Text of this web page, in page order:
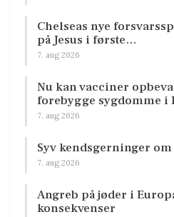
Chelseas nye
på Jesus i første…
7. aug 2026
Nu kan vacciner
forebygge sygdomme i
7. aug 2026
Syv kendsgerninger om
7. aug 2026
Angreb på jøder i
konsekvenser